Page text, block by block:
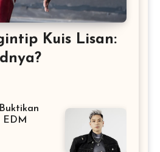
Kuis Lisan:
EDM